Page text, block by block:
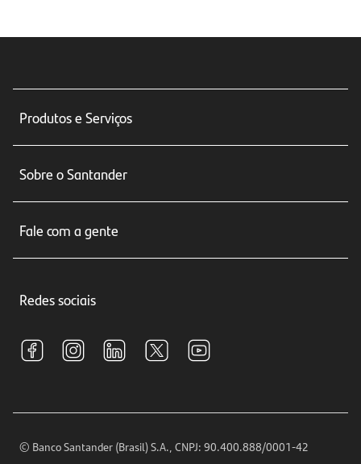
Produtos e Serviços
Seguros
Crédito e Financiamentos
Investimentos
Sobre o Santander
Relações com Investidores
Fale com a gente
Central de Renegociação
S.A.C
Encontre nossas agências
Horários de Atendimento
Redes sociais
© Banco Santander (Brasil) S.A., CNPJ: 90.400.888/0001-42